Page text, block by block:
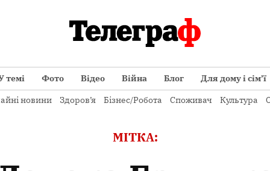
темі Фото Відео Війна Блог Для дому і сім’ї
новини Здоров’я Бізнес/Робота Споживач Культура
МІТКА: